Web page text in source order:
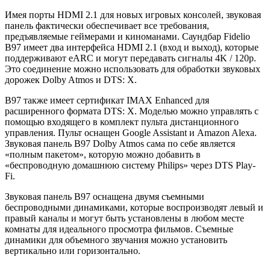
Имея порты HDMI 2.1 для новых игровых консолей, звуковая
панель фактически обеспечивает все требования,
предъявляемые геймерами и киноманами. Саундбар Fidelio
B97 имеет два интерфейса HDMI 2.1 (вход и выход), которые
поддерживают eARC и могут передавать сигналы 4K / 120p.
Это соединение можно использовать для обработки звуковых
дорожек Dolby Atmos и DTS: X.
B97 также имеет сертификат IMAX Enhanced для
расширенного формата DTS: X. Моделью можно управлять с
помощью входящего в комплект пульта дистанционного
управления. Пульт оснащен Google Assistant и Amazon Alexa.
Звуковая панель B97 Dolby Atmos сама по себе является
«полным пакетом», которую можно добавить в
«беспроводную домашнюю систему Philips» через DTS Play-
Fi.
Звуковая панель B97 оснащена двумя съемными
беспроводными динамиками, которые воспроизводят левый и
правый каналы и могут быть установлены в любом месте
комнаты для идеального просмотра фильмов. Съемные
динамики для объемного звучания можно установить
вертикально или горизонтально.